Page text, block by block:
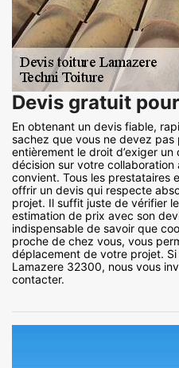
Devis gratuit
En obtenant un devis fiable,
sachez que vous ne devez pas
entièrement le droit d’exiger
décision sur votre
convient. Tous les prestataires
offrir un devis qui respecte
projet. Il suffit juste de vérifier
estimation de prix avec son
indispensable de savoir que
proche de chez vous, vous
déplacement de votre projet.
Lamazere 32300, nous vous
contacter.